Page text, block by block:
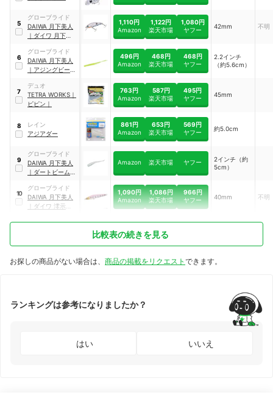
5
グローブライド
DAIWA 月下美人
｜ ダイワ 月下美人
1,110円
Amazon
1,122円
楽天市場
1,080円
ヤフー
42mm 不明
6
グローブライド
DAIWA 月下美人
｜ アジングビーム
496円
Amazon
468円
楽天市場
468円
ヤフー
2.2インチ
（約5.6cm）
7
デュオ
TETRA WORKS ｜
ピピン ｜
763円
Amazon
587円
楽天市場
495円
ヤフー
45mm
8
レイン
アジアダー
861円
Amazon
653円
楽天市場
569円
ヤフー
約5.0cm
9
グローブライド
DAIWA 月下美人
｜ ダートビーム
Amazon 楽天市場 ヤフー
2インチ（約
5cm）
10
グローブライド
DAIWA 月下美人
ダイワ 澪示威
1,090円
Amazon
1,086円
楽天市場
966円
ヤフー
40mm 不明
比較表の続きを見る
お探しの商品がない場合は、 商品の掲載をリクエスト できます。
ランキングは参考になりましたか？
はい いいえ